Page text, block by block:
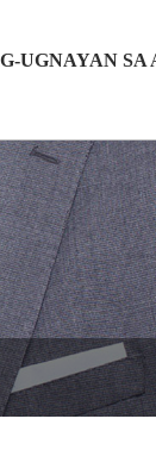
UGNAYAN SA